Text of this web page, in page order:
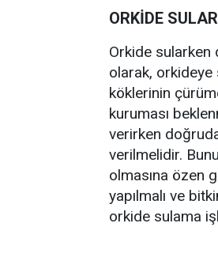
ORKİDE
Orkide sularken
olarak, orkideye
köklerinin
kuruması
verirken
verilmelidir.
olmasına özen
yapılmalı ve
orkide sulama